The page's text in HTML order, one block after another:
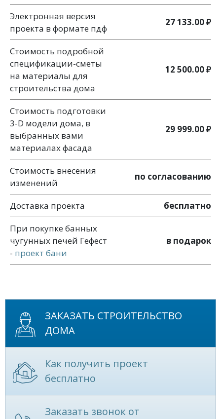
Электронная версия
проекта в формате пдф
27 133.00 ₽
Стоимость подробной
спецификации-сметы
на материалы для
строительства дома
12 500.00 ₽
Стоимость подготовки
3-D модели дома, в
выбранных вами
материалах фасада
29 999.00 ₽
Стоимость внесения
изменений
по согласованию
Доставка проекта
бесплатно
При покупке банных
чугунных печей Гефест
- проект бани
в подарок
ЗАКАЗАТЬ СТРОИТЕЛЬСТВО
ДОМА
Как получить проект
бесплатно
Заказать звонок от